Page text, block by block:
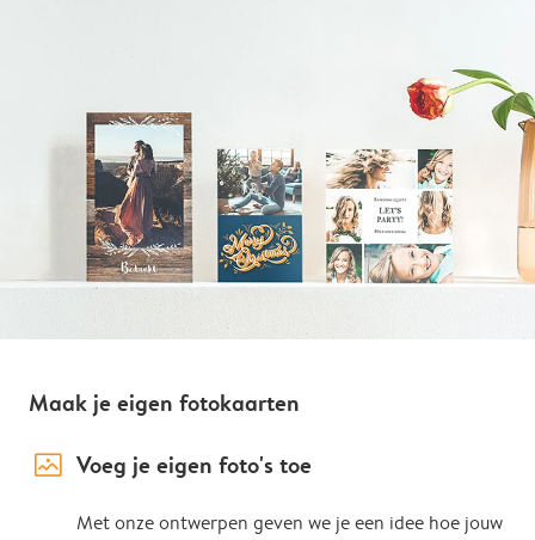
Maak je eigen fotokaarten
image_placeholder Voeg je eigen foto's toe
Met onze ontwerpen geven we je een idee hoe jouw